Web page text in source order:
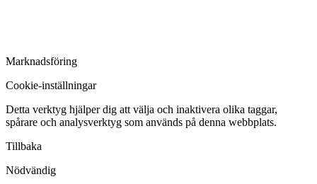
Marknadsföring
Cookie-inställningar
Detta verktyg hjälper dig att välja och inaktivera olika taggar,
spårare och analysverktyg som används på denna webbplats.
Tillbaka
Nödvändig